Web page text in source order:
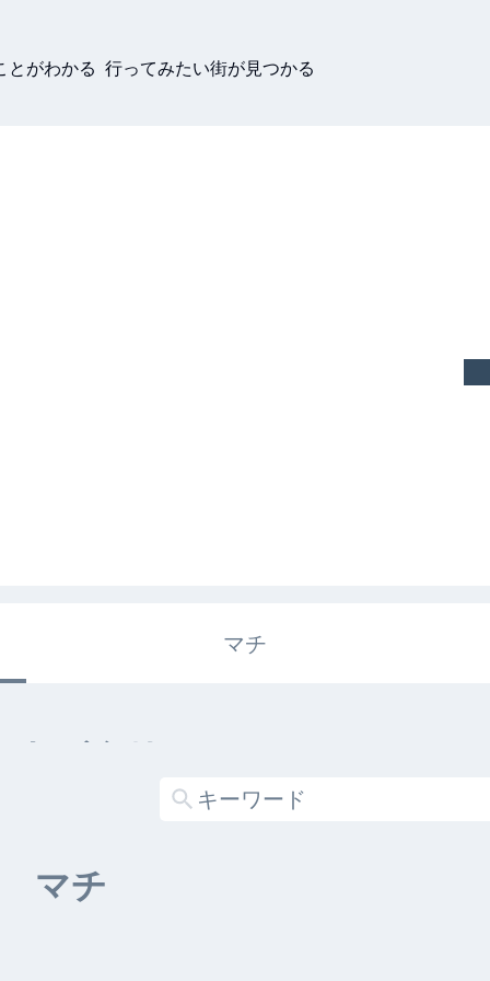
とがわかる 行ってみたい街が見つかる
マチ
キガタリ
マチ